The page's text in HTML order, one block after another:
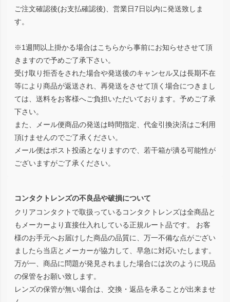
ご注文確認後(お支払確認後)、営業日7日以内に発送致しま
す。
※1週間以上掛かる場合はこちらから事前にお知らせさせて頂
きますので予めご了承下さい。
受け取り拒否をされた場合や発送後のキャンセル又は長期不在
等により商品が返送され、再発送をさせて頂く場合につきまし
ては、送料をお客様へご負担いただいております。予めご了承
下さい。
また、メール便商品の発送は時間指定、代金引換決済はご利用
頂けませんのでご了承ください。
メール便はポスト投函となりますので、若干箱が潰る可能性が
ございますがご了承ください。
コンタクトレンズの不良品や破損について
クリアコンタクトで取扱っているコンタクトレンズは全商品と
もメーカーより直接仕入れしている正規ルート品です。 お客
様のお手元へお届けした商品の品質に、万一不備な点がござい
ましたら当店とメーカーが協力して、早急に対応いたします。
万が一、商品に問題が発見されました場合には次のように現品
の保管をお願い致します。
レンズの保管が無い場合は、交換・返品を承ることが出来ませ